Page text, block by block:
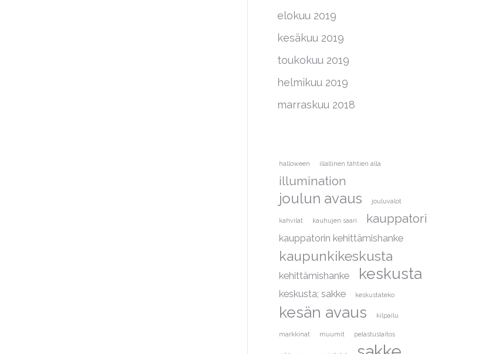
elokuu 2019
kesäkuu 2019
toukokuu 2019
helmikuu 2019
marraskuu 2018
halloween illallinen tähtien alla
illumination
joulun avaus jouluvalot
kahvilat kauhujen saari kauppatori
kauppatorin kehittämishanke
kaupunkikeskusta
kehittämishanke keskusta
keskusta; sakke keskustateko
kesän avaus kilpailu
markkinat muumit pelastuslaitos